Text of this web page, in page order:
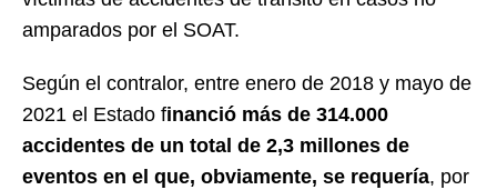
amparados por el SOAT.
Según el contralor, entre enero de 2018 y mayo de
2021 el Estado financió más de 314.000
accidentes de un total de 2,3 millones de
eventos en el que, obviamente, se requería, por